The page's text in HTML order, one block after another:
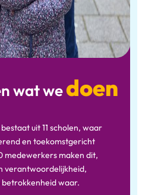
wat wedoen
uit 11 scholen, waar
en toekomstgericht
medewerkers maken dit,
verantwoordelijkheid,
waar.